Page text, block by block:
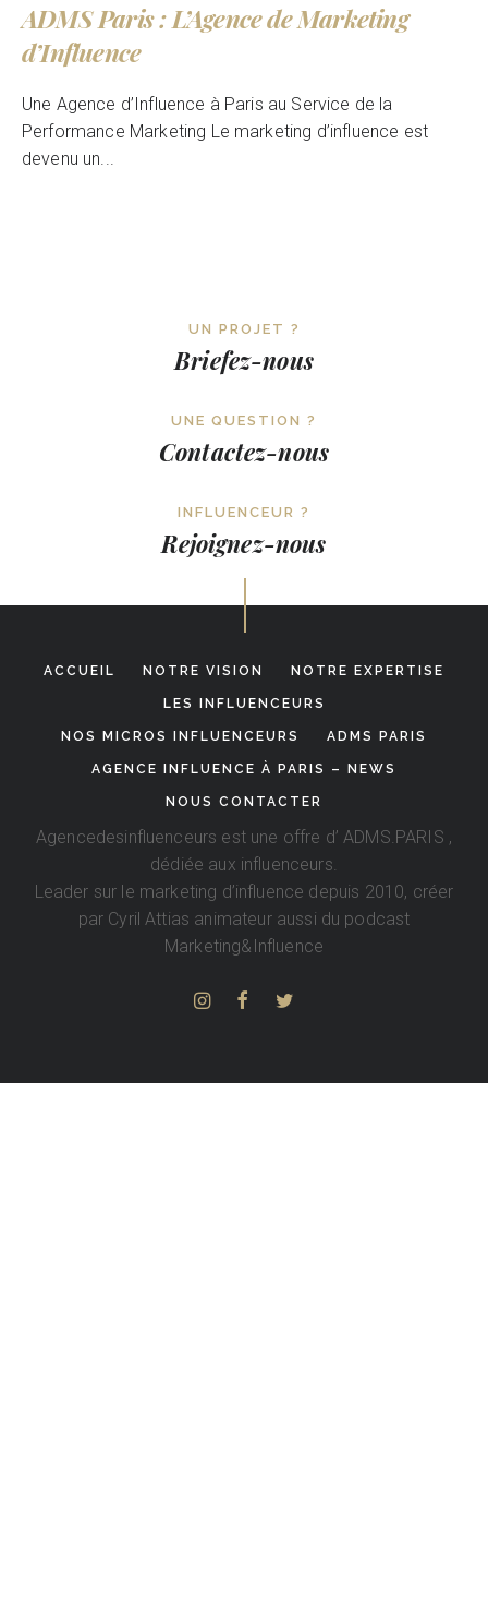
ADMS Paris : L’Agence de Marketing
d’Influence
Une Agence d’Influence à Paris au Service de la
Performance Marketing Le marketing d’influence est
devenu un...
UN PROJET ?
Briefez-nous
UNE QUESTION ?
Contactez-nous
INFLUENCEUR ?
Rejoignez-nous
ACCUEIL NOTRE VISION NOTRE EXPERTISE
LES INFLUENCEURS
NOS MICROS INFLUENCEURS ADMS PARIS
AGENCE INFLUENCE À PARIS – NEWS
NOUS CONTACTER
Agencedesinfluenceurs est une offre d’ADMS.PARIS ,
dédiée aux influenceurs.
Leader sur le marketing d’influence depuis 2010, créer
par Cyril Attias animateur aussi du podcast
Marketing&Influence